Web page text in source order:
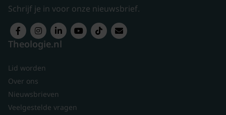
Schrijf je in voor onze nieuwsbrief.
Theologie.nl
Lid worden
Over ons
Nieuwsbrieven
Veelgestelde vragen